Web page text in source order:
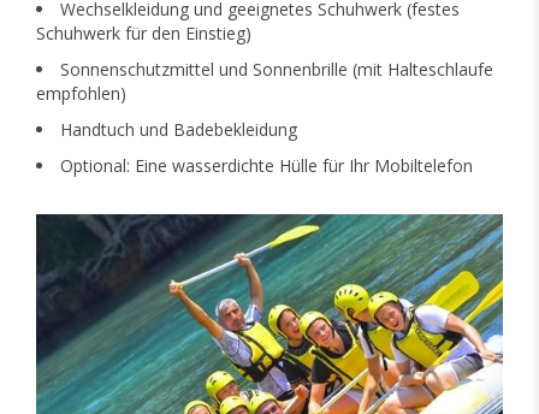
Wechselkleidung und geeignetes Schuhwerk (festes
Schuhwerk für den Einstieg)
Sonnenschutzmittel und Sonnenbrille (mit Halteschlaufe
empfohlen)
Handtuch und Badebekleidung
Optional: Eine wasserdichte Hülle für Ihr Mobiltelefon